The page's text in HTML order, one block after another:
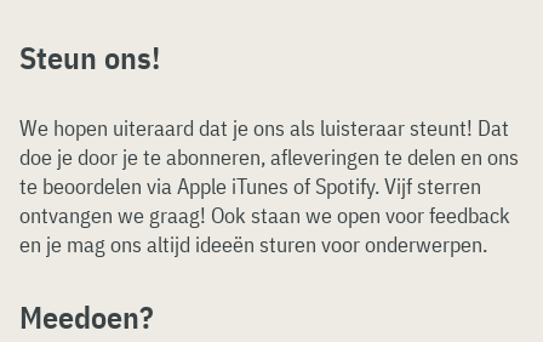
Steun ons!
We hopen uiteraard dat je ons als luisteraar steunt! Dat
doe je door je te abonneren, afleveringen te delen en ons
te beoordelen via Apple iTunes of Spotify. Vijf sterren
ontvangen we graag! Ook staan we open voor feedback
en je mag ons altijd ideeën sturen voor onderwerpen.
Meedoen?